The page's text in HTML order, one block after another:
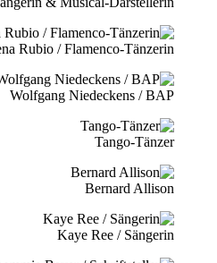
Rubio / Flamenco-Tänzerin
Wolfgang Niedeckens / BAP
Tango-Tänzer
Bernard Allison
Kaye Ree / Sängerin